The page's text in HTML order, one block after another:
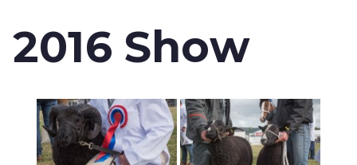
2016 Show